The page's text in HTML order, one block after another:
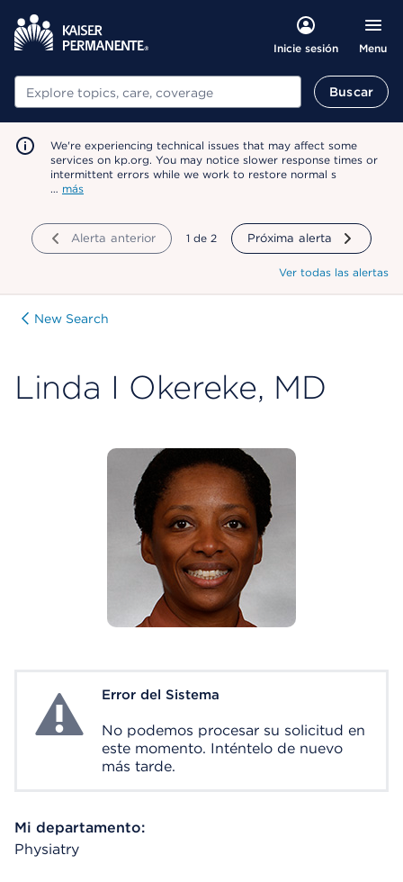
Inicie sesión Menu
Buscar Buscar
We're experiencing technical issues that may affect some
services on kp.org. You may notice slower response times or
intermittent errors while we work to restore normal s
… más
Alerta anterior mostrando
1 de 2 Próxima alerta
Ver todas las alertas
New Search
Linda I Okereke, MD
System ErrorError del Sistema
No podemos procesar su solicitud en
este momento. Inténtelo de nuevo
más tarde.
Mi departamento:
Physiatry